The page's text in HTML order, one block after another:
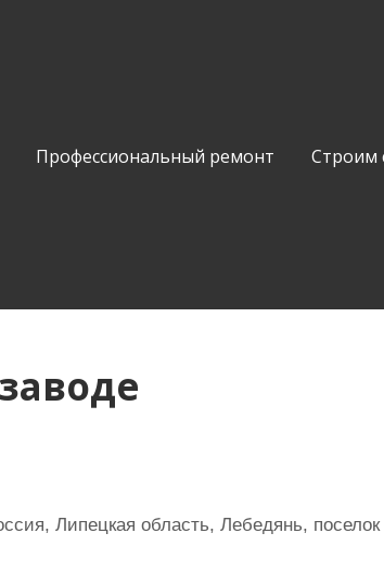
Профессиональный ремонт Строим
Липецкая область, Лебедянь, поселок